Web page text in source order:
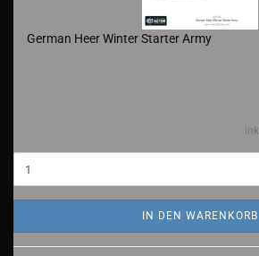
German Heer Winter Starter Army
IN DEN WARENKORB